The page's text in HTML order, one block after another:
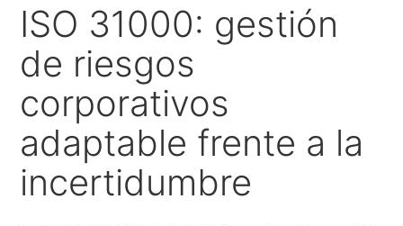
ISO 31000: gestión
de riesgos
corporativos
adaptable frente a la
incertidumbre